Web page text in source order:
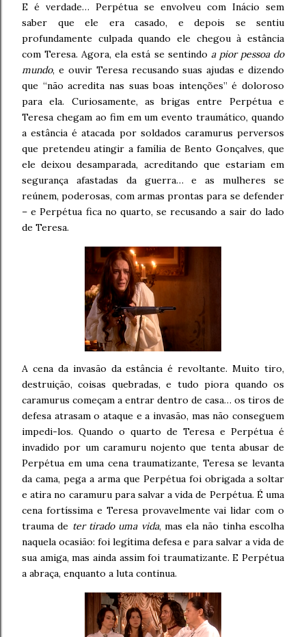
E é verdade… Perpétua se envolveu com Inácio sem
saber que ele era casado, e depois se sentiu
profundamente culpada quando ele chegou à estância
com Teresa. Agora, ela está se sentindo a pior pessoa do
mundo, e ouvir Teresa recusando suas ajudas e dizendo
que “não acredita nas suas boas intenções” é doloroso
para ela. Curiosamente, as brigas entre Perpétua e
Teresa chegam ao fim em um evento traumático, quando
a estância é atacada por soldados caramurus perversos
que pretendeu atingir a família de Bento Gonçalves, que
ele deixou desamparada, acreditando que estariam em
segurança afastadas da guerra… e as mulheres se
reúnem, poderosas, com armas prontas para se defender
– e Perpétua fica no quarto, se recusando a sair do lado
de Teresa.
A cena da invasão da estância é revoltante. Muito tiro,
destruição, coisas quebradas, e tudo piora quando os
caramurus começam a entrar dentro de casa… os tiros de
defesa atrasam o ataque e a invasão, mas não conseguem
impedi-los. Quando o quarto de Teresa e Perpétua é
invadido por um caramuru nojento que tenta abusar de
Perpétua em uma cena traumatizante, Teresa se levanta
da cama, pega a arma que Perpétua foi obrigada a soltar
e atira no caramuru para salvar a vida de Perpétua. É uma
cena fortíssima e Teresa provavelmente vai lidar com o
trauma de ter tirado uma vida, mas ela não tinha escolha
naquela ocasião: foi legítima defesa e para salvar a vida de
sua amiga, mas ainda assim foi traumatizante. E Perpétua
a abraça, enquanto a luta continua.